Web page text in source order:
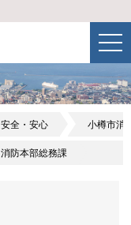
安全・安心 小樽市消
消防本部総務課